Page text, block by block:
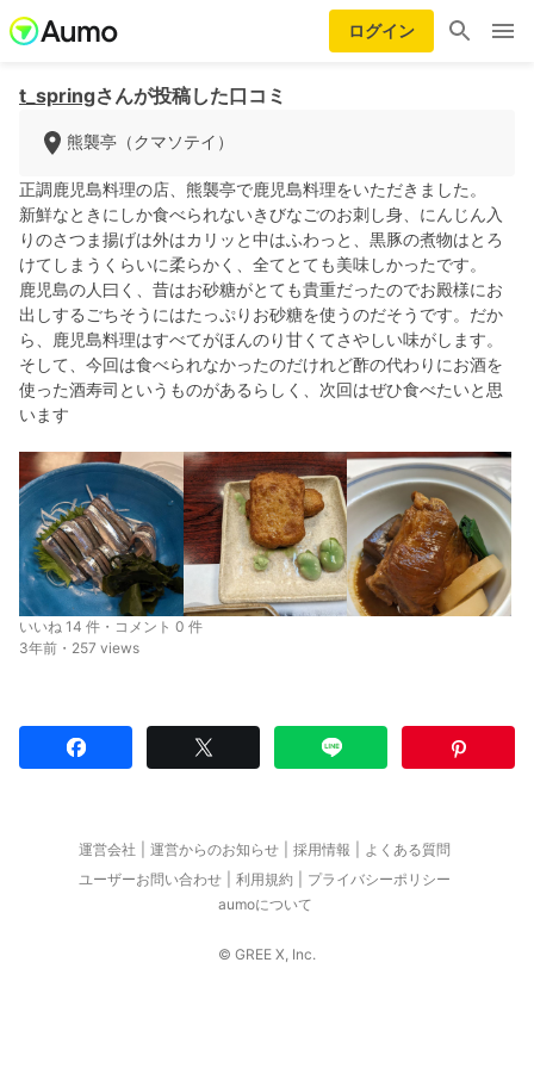
ログイン
t_springさんが投稿した口コミ
熊襲亭（クマソテイ）
正調鹿児島料理の店、熊襲亭で鹿児島料理をいただきました。
新鮮なときにしか食べられないきびなごのお刺し身、にんじん入
りのさつま揚げは外はカリッと中はふわっと、黒豚の煮物はとろ
けてしまうくらいに柔らかく、全てとても美味しかったです。
鹿児島の人曰く、昔はお砂糖がとても貴重だったのでお殿様にお
出しするごちそうにはたっぷりお砂糖を使うのだそうです。だか
ら、鹿児島料理はすべてがほんのり甘くてさやしい味がします。
そして、今回は食べられなかったのだけれど酢の代わりにお酒を
使った酒寿司というものがあるらしく、次回はぜひ食べたいと思
います
いいね 14 件・コメント 0 件
3年前・257 views
運営会社 運営からのお知らせ 採用情報
よくある質問
ユーザーお問い合わせ
利用規約
プライバシーポリシー
aumoについて
© GREE X, Inc.